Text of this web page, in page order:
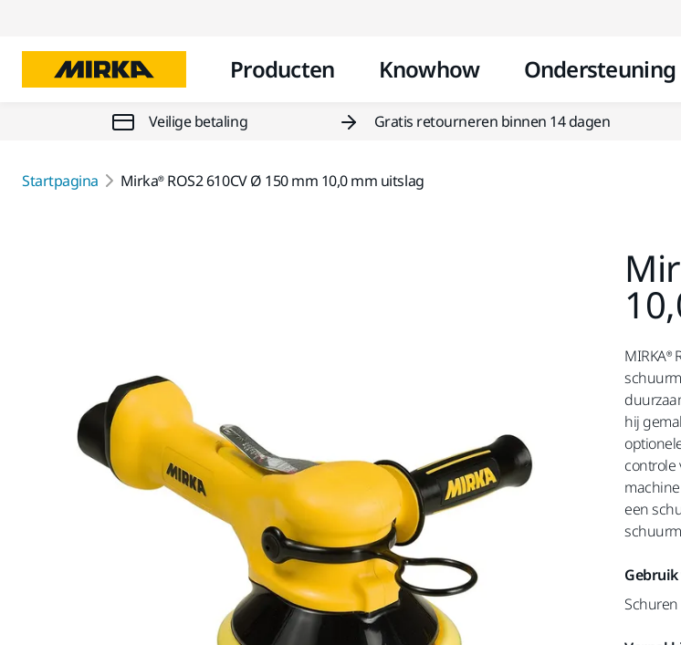
Producten Knowhow Ondersteuning
Veilige betaling Gratis retourneren binnen 14 dagen
Startpagina Mirka® ROS2 610CV Ø 150 mm 10,0 mm uitslag
MIRKA®
hij
controle
een
Schuren